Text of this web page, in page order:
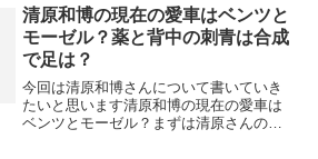
本潤さんと二宮和也さんは不仲なのか？
とよく話題になります...
清原和博の現在の愛車はベンツと
モーゼル？薬と背中の刺青は合成
で足は？
今回は清原和博さんについて書いていき
たいと思います清原和博の現在の愛車は
ベンツとモーゼル？まずは清原さんの愛